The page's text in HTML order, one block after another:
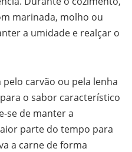
marinada, molho ou
a umidade e realçar o
carvão ou pela lenha
o sabor característico
se de manter a
parte do tempo para
a carne de forma